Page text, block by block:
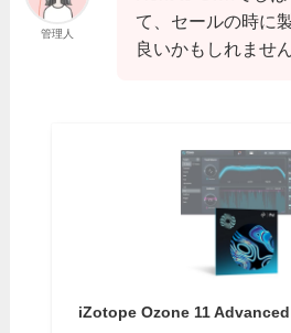
管理人
て、セールの時に
良いかもしれません
iZotope Ozone 11 Advanced